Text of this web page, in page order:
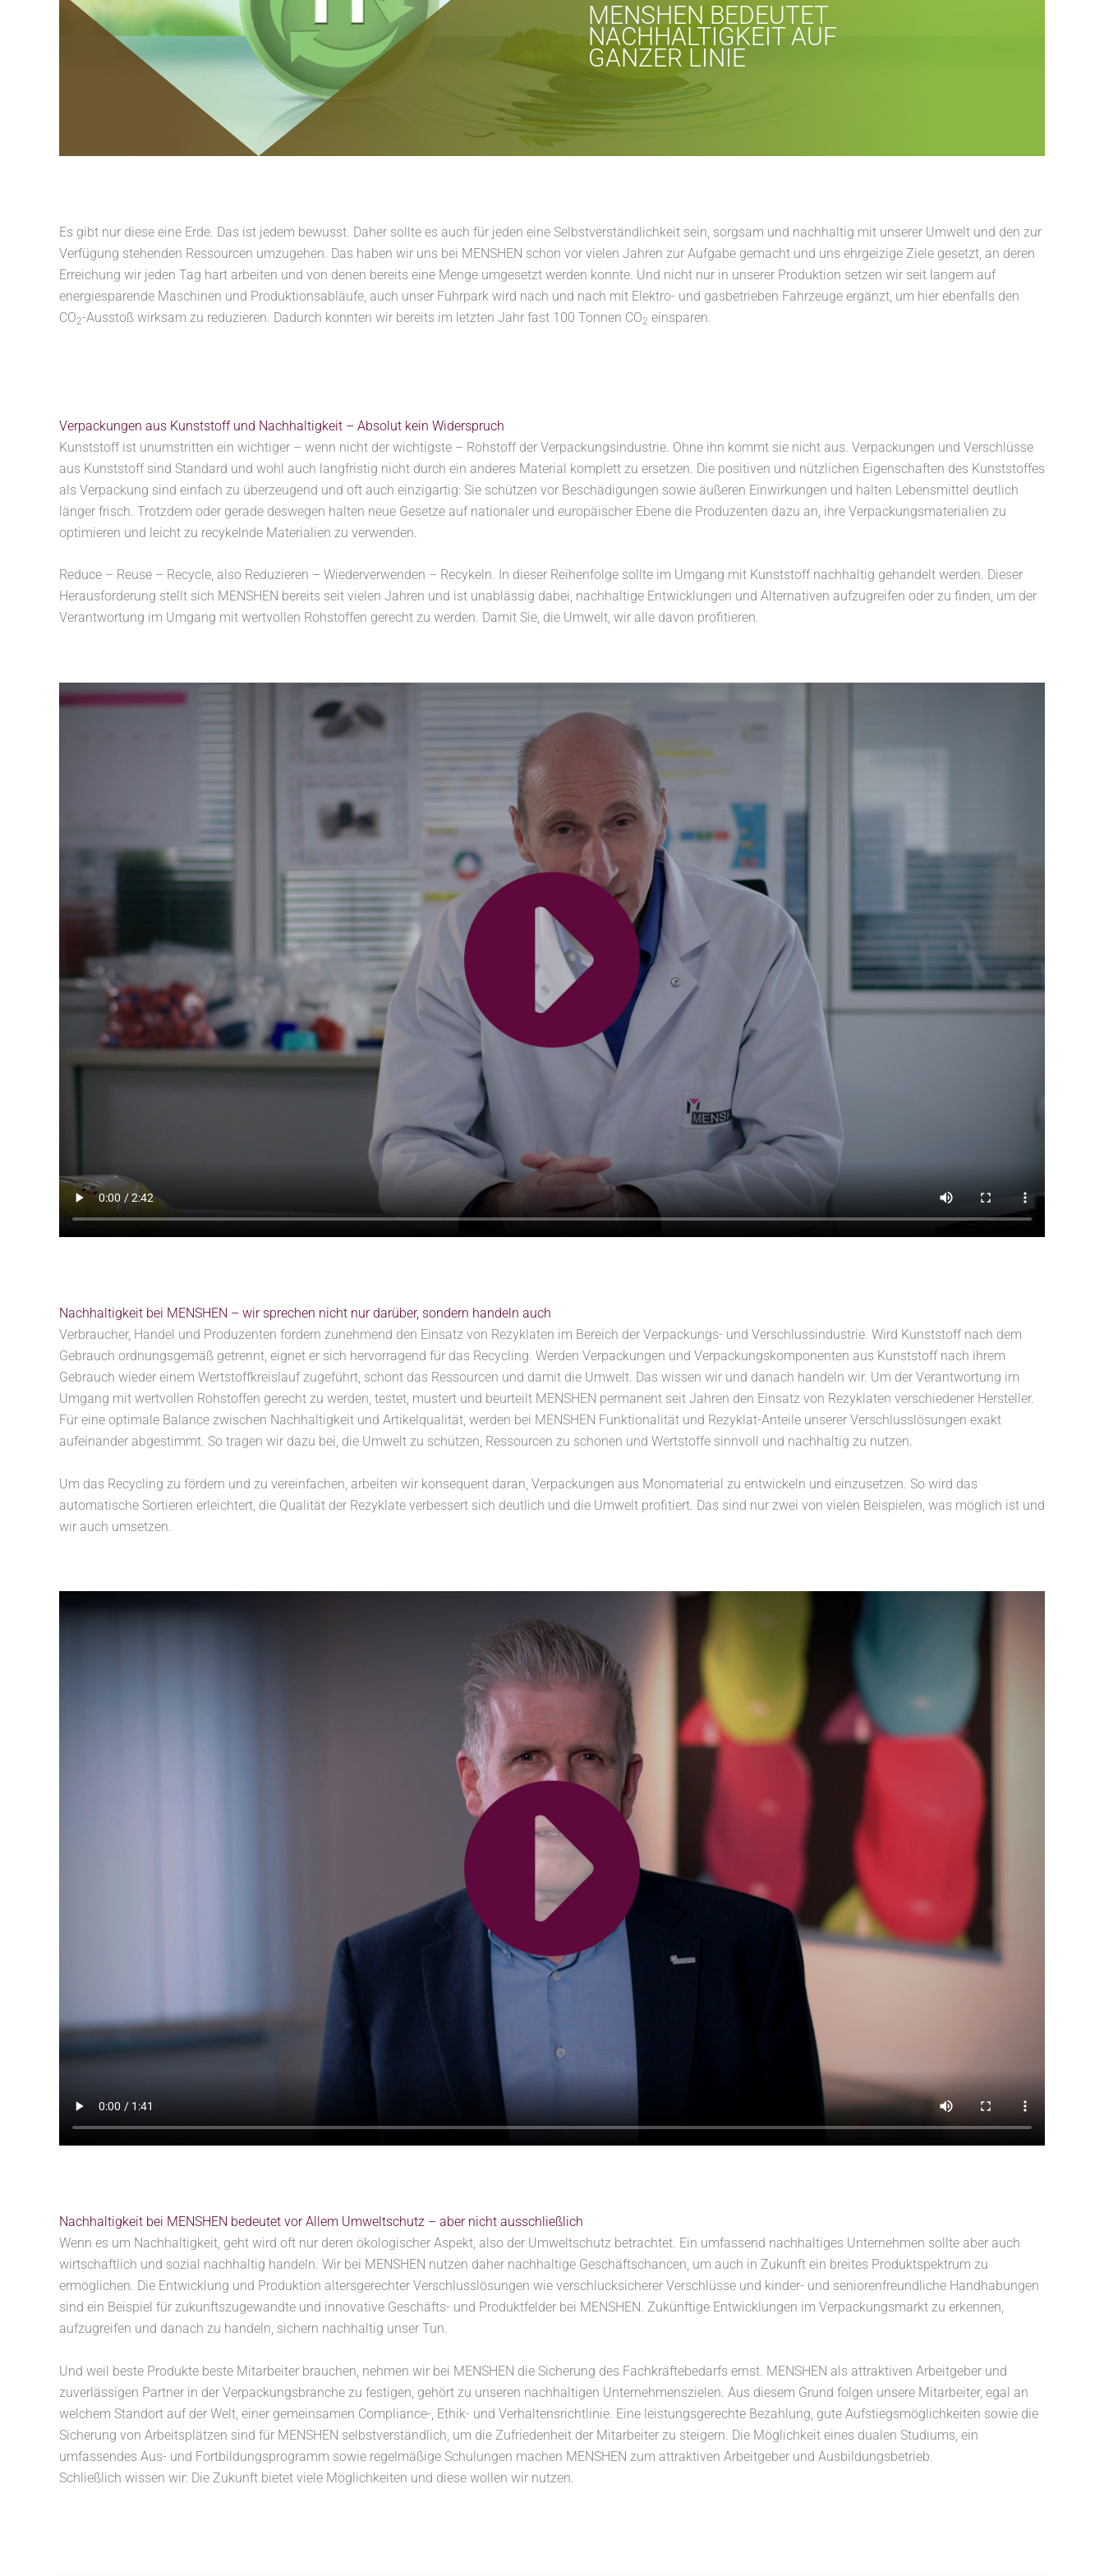
MENSHEN BEDEUTET
NACHHALTIGKEIT AUF
GANZER LINIE
Es gibt nur diese eine Erde. Das ist jedem bewusst. Daher sollte es auch für jeden eine Selbstverständlichkeit sein, sorgsam und nachhaltig mit unserer Umwelt und den zur
Verfügung stehenden Ressourcen umzugehen. Das haben wir uns bei MENSHEN schon vor vielen Jahren zur Aufgabe gemacht und uns ehrgeizige Ziele gesetzt, an deren
Erreichung wir jeden Tag hart arbeiten und von denen bereits eine Menge umgesetzt werden konnte. Und nicht nur in unserer Produktion setzen wir seit langem auf
energiesparende Maschinen und Produktionsabläufe, auch unser Fuhrpark wird nach und nach mit Elektro- und gasbetrieben Fahrzeuge ergänzt, um hier ebenfalls den
CO2-Ausstoß wirksam zu reduzieren. Dadurch konnten wir bereits im letzten Jahr fast 100 Tonnen CO2 einsparen.
Verpackungen aus Kunststoff und Nachhaltigkeit – Absolut kein Widerspruch
Kunststoff ist unumstritten ein wichtiger – wenn nicht der wichtigste – Rohstoff der Verpackungsindustrie. Ohne ihn kommt sie nicht aus. Verpackungen und Verschlüsse
aus Kunststoff sind Standard und wohl auch langfristig nicht durch ein anderes Material komplett zu ersetzen. Die positiven und nützlichen Eigenschaften des Kunststoffes
als Verpackung sind einfach zu überzeugend und oft auch einzigartig: Sie schützen vor Beschädigungen sowie äußeren Einwirkungen und halten Lebensmittel deutlich
länger frisch. Trotzdem oder gerade deswegen halten neue Gesetze auf nationaler und europäischer Ebene die Produzenten dazu an, ihre Verpackungsmaterialien zu
optimieren und leicht zu recykelnde Materialien zu verwenden.
Reduce – Reuse – Recycle, also Reduzieren – Wiederverwenden – Recykeln. In dieser Reihenfolge sollte im Umgang mit Kunststoff nachhaltig gehandelt werden. Dieser
Herausforderung stellt sich MENSHEN bereits seit vielen Jahren und ist unablässig dabei, nachhaltige Entwicklungen und Alternativen aufzugreifen oder zu finden, um der
Verantwortung im Umgang mit wertvollen Rohstoffen gerecht zu werden. Damit Sie, die Umwelt, wir alle davon profitieren.
Nachhaltigkeit bei MENSHEN – wir sprechen nicht nur darüber, sondern handeln auch
Verbraucher, Handel und Produzenten fordern zunehmend den Einsatz von Rezyklaten im Bereich der Verpackungs- und Verschlussindustrie. Wird Kunststoff nach dem
Gebrauch ordnungsgemäß getrennt, eignet er sich hervorragend für das Recycling. Werden Verpackungen und Verpackungskomponenten aus Kunststoff nach ihrem
Gebrauch wieder einem Wertstoffkreislauf zugeführt, schont das Ressourcen und damit die Umwelt. Das wissen wir und danach handeln wir. Um der Verantwortung im
Umgang mit wertvollen Rohstoffen gerecht zu werden, testet, mustert und beurteilt MENSHEN permanent seit Jahren den Einsatz von Rezyklaten verschiedener Hersteller.
Für eine optimale Balance zwischen Nachhaltigkeit und Artikelqualität, werden bei MENSHEN Funktionalität und Rezyklat-Anteile unserer Verschlusslösungen exakt
aufeinander abgestimmt. So tragen wir dazu bei, die Umwelt zu schützen, Ressourcen zu schonen und Wertstoffe sinnvoll und nachhaltig zu nutzen.
Um das Recycling zu fördern und zu vereinfachen, arbeiten wir konsequent daran, Verpackungen aus Monomaterial zu entwickeln und einzusetzen. So wird das
automatische Sortieren erleichtert, die Qualität der Rezyklate verbessert sich deutlich und die Umwelt profitiert. Das sind nur zwei von vielen Beispielen, was möglich ist und
wir auch umsetzen.
Nachhaltigkeit bei MENSHEN bedeutet vor Allem Umweltschutz – aber nicht ausschließlich
Wenn es um Nachhaltigkeit, geht wird oft nur deren ökologischer Aspekt, also der Umweltschutz betrachtet. Ein umfassend nachhaltiges Unternehmen sollte aber auch
wirtschaftlich und sozial nachhaltig handeln. Wir bei MENSHEN nutzen daher nachhaltige Geschäftschancen, um auch in Zukunft ein breites Produktspektrum zu
ermöglichen. Die Entwicklung und Produktion altersgerechter Verschlusslösungen wie verschlucksicherer Verschlüsse und kinder- und seniorenfreundliche Handhabungen
sind ein Beispiel für zukunftszugewandte und innovative Geschäfts- und Produktfelder bei MENSHEN. Zukünftige Entwicklungen im Verpackungsmarkt zu erkennen,
aufzugreifen und danach zu handeln, sichern nachhaltig unser Tun.
Und weil beste Produkte beste Mitarbeiter brauchen, nehmen wir bei MENSHEN die Sicherung des Fachkräftebedarfs ernst. MENSHEN als attraktiven Arbeitgeber und
zuverlässigen Partner in der Verpackungsbranche zu festigen, gehört zu unseren nachhaltigen Unternehmenszielen. Aus diesem Grund folgen unsere Mitarbeiter, egal an
welchem Standort auf der Welt, einer gemeinsamen Compliance-, Ethik- und Verhaltensrichtlinie. Eine leistungsgerechte Bezahlung, gute Aufstiegsmöglichkeiten sowie die
Sicherung von Arbeitsplätzen sind für MENSHEN selbstverständlich, um die Zufriedenheit der Mitarbeiter zu steigern. Die Möglichkeit eines dualen Studiums, ein
umfassendes Aus- und Fortbildungsprogramm sowie regelmäßige Schulungen machen MENSHEN zum attraktiven Arbeitgeber und Ausbildungsbetrieb.
Schließlich wissen wir: Die Zukunft bietet viele Möglichkeiten und diese wollen wir nutzen.